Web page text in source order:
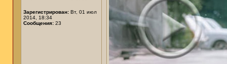
Зарегистрирован: Вт, 01 июл
2014, 18:34
Сообщения: 23